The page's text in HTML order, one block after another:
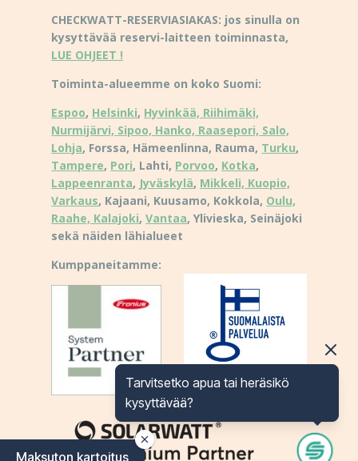
CHECKWATT-RESERVIASIAKAS: jos sinulla on
kysyttävää reservi-laitteen toiminnasta,
LUE OHJEET !
Toiminta-alueemme on koko Suomi:
Espoo, Helsinki, Hyvinkää, Riihimäki,
Nurmijärvi, Sipoo, Hanko, Raasepori, Salo,
Lohja, Forssa, Hämeenlinna, Rauma, Turku,
Tampere, Pori, Lahti, Porvoo, Kotka,
Lappeenranta, Jyväskylä, Mikkeli, Kuopio,
Varkaus, Kajaani, Kuusamo, Kokkola, Oulu,
Raahe, Kalajoki,Vantaa, Ylivieska, Seinäjoki
sekä näiden lähialueet
Kumppaneitamme:
Tarvitsetko apua tai heräsikö
kysyttävää?
Maksuton kartoitus